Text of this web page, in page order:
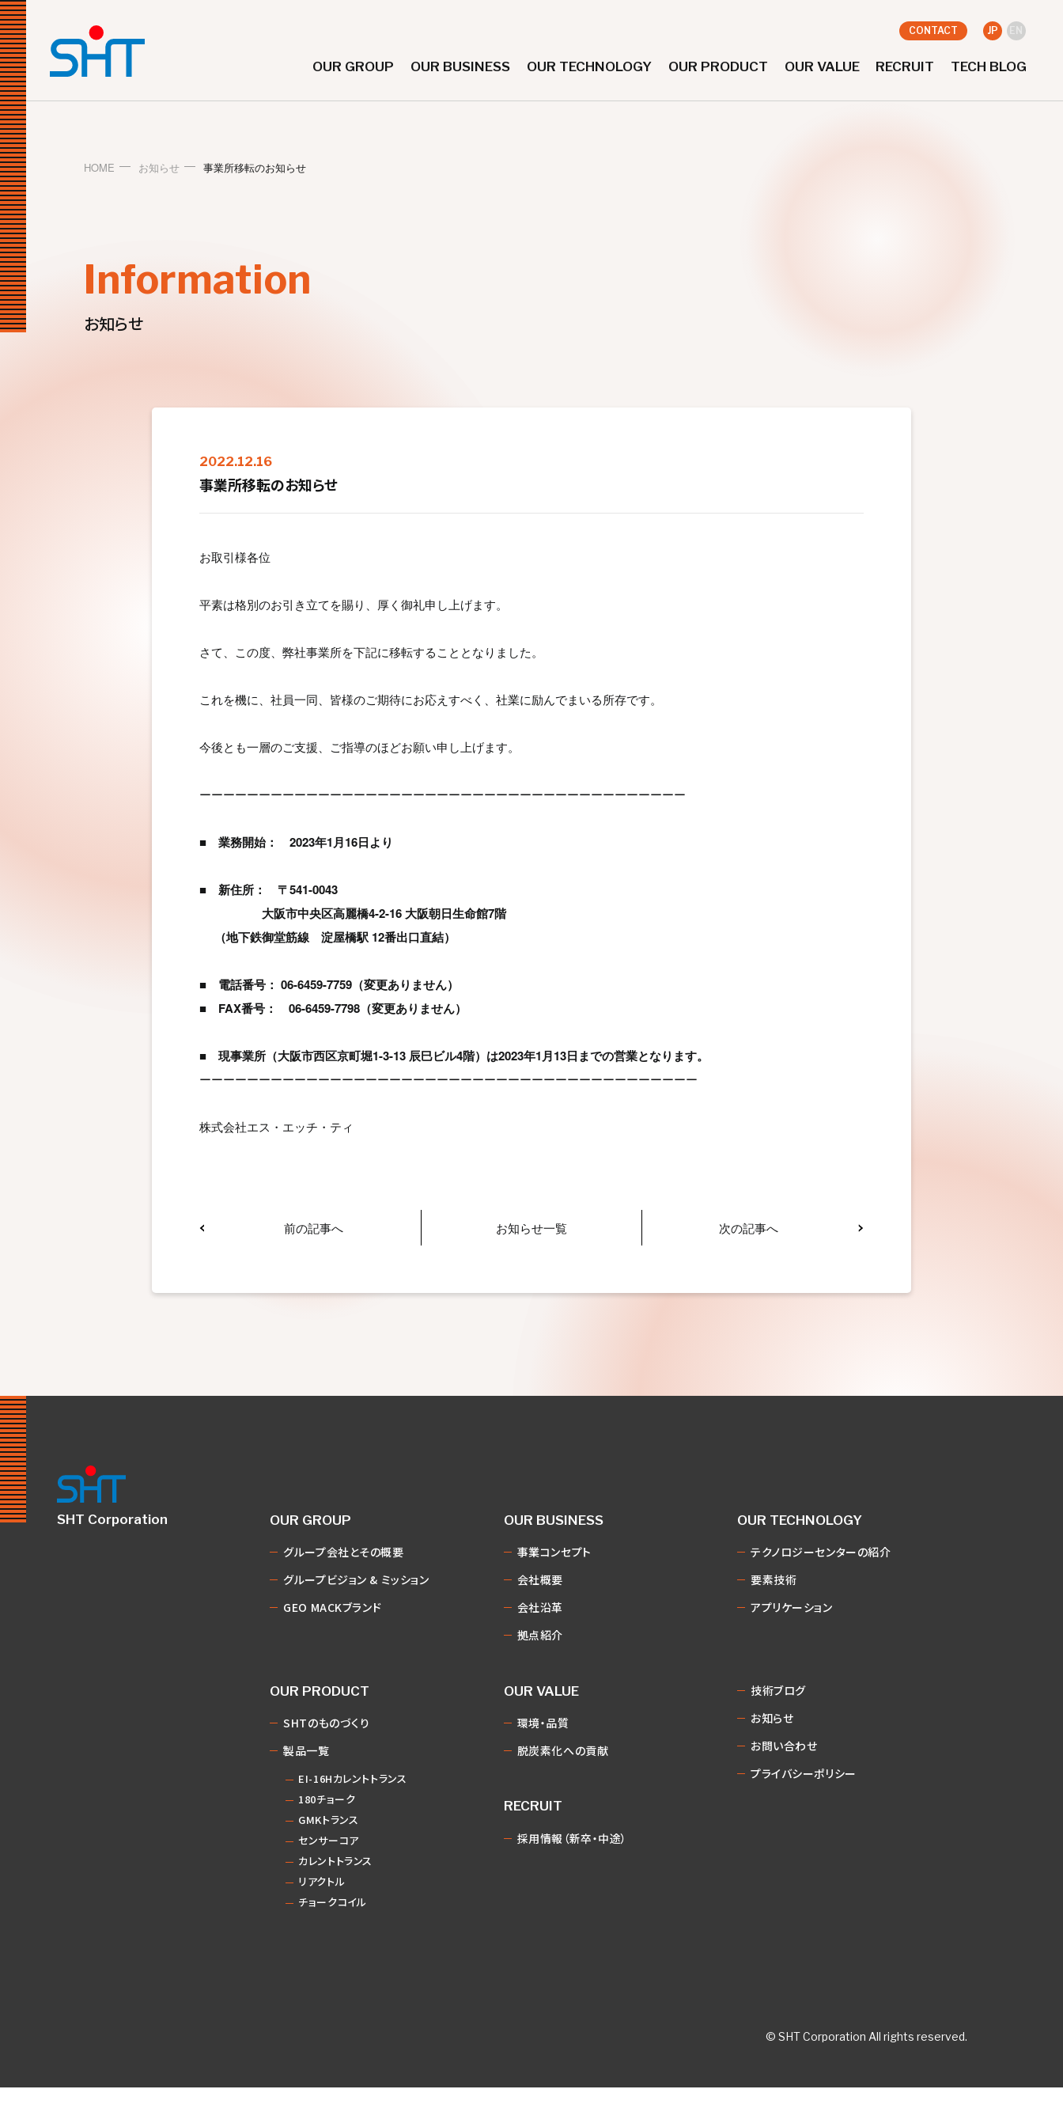
OUR GROUP OUR BUSINESS OUR TECHNOLOGY OUR PRODUCT OUR VALUE RECRUIT TECH BLOG
CONTACT JP EN
HOME お知らせ 事業所移転のお知らせ
Information
お知らせ
2022.12.16
事業所移転のお知らせ
お取引様各位
平素は格別のお引き立てを賜り、厚く御礼申し上げます。
さて、この度、弊社事業所を下記に移転することとなりました。
これを機に、社員一同、皆様のご期待にお応えすべく、社業に励んでまいる所存です。
今後とも一層のご支援、ご指導のほどお願い申し上げます。
ーーーーーーーーーーーーーーーーーーーーーーーーーーーーーーーーーーーーーーーーー
■ 業務開始： 2023年1月16日より
■ 新住所： 〒541-0043
大阪市中央区高麗橋4-2-16 大阪朝日生命館7階
（地下鉄御堂筋線 淀屋橋駅 12番出口直結）
■ 電話番号： 06-6459-7759（変更ありません）
■ FAX番号： 06-6459-7798（変更ありません）
■ 現事業所（大阪市西区京町堀1-3-13 辰巳ビル4階）は2023年1月13日までの営業となります。
ーーーーーーーーーーーーーーーーーーーーーーーーーーーーーーーーーーーーーーーーーー
株式会社エス・エッチ・ティ
前の記事へ お知らせ一覧 次の記事へ
SHT Corporation OUR GROUP
グループ会社とその概要
グループビジョン & ミッション
GEO MACKブランド
OUR BUSINESS
事業コンセプト
会社概要
会社沿革
拠点紹介
OUR TECHNOLOGY
テクノロジーセンターの紹介
要素技術
アプリケーション
OUR PRODUCT
SHTのものづくり
製品一覧
EI-16Hカレントトランス
180チョーク
GMKトランス
センサーコア
カレントトランス
リアクトル
チョークコイル
OUR VALUE
環境・品質
脱炭素化への貢献
RECRUIT
採用情報（新卒・中途）
技術ブログ
お知らせ
お問い合わせ
プライバシーポリシー
© SHT Corporation All rights reserved.